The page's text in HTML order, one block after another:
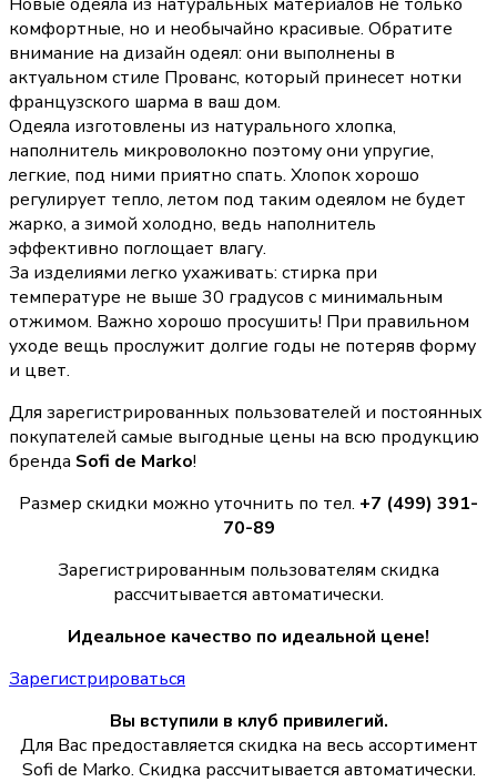
комфортные, но и необычайно красивые. Обратите
внимание на дизайн одеял: они выполнены в
актуальном стиле Прованс, который принесет нотки
французского шарма в ваш дом.
Одеяла изготовлены из натурального хлопка,
наполнитель микроволокно поэтому они упругие,
легкие, под ними приятно спать. Хлопок хорошо
регулирует тепло, летом под таким одеялом не будет
жарко, а зимой холодно, ведь наполнитель
эффективно поглощает влагу.
За изделиями легко ухаживать: стирка при
температуре не выше 30 градусов с минимальным
отжимом. Важно хорошо просушить! При правильном
уходе вещь прослужит долгие годы не потеряв форму
и цвет.
Для зарегистрированных пользователей и постоянных
покупателей самые выгодные цены на всю продукцию
бренда Sofi de Marko!
Размер скидки можно уточнить по тел. +7 (499) 391-
70-89
Зарегистрированным пользователям скидка
рассчитывается автоматически.
Идеальное качество по идеальной цене!
Зарегистрироваться
Вы вступили в клуб привилегий.
Для Вас предоставляется скидка на весь ассортимент
Sofi de Marko. Скидка рассчитывается автоматически.